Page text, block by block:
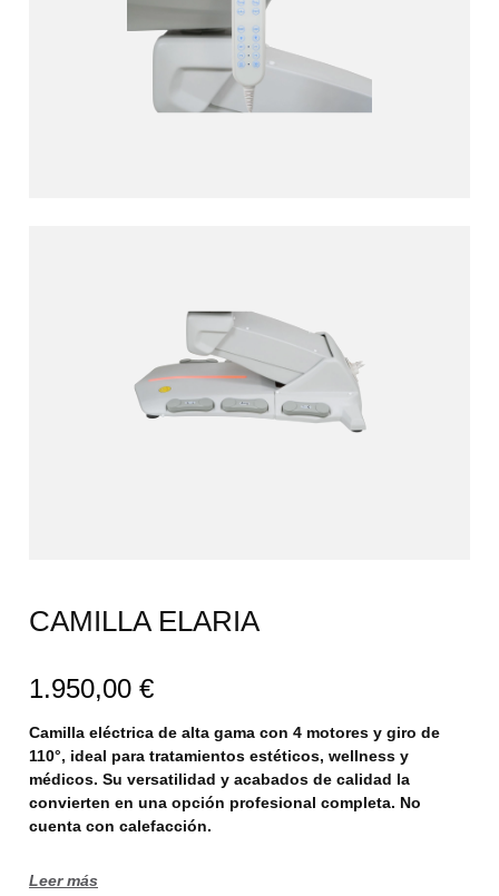
CAMILLA ELARIA
1.950,00 €
Camilla eléctrica de alta gama con 4 motores y giro de
110°, ideal para tratamientos estéticos, wellness y
médicos. Su versatilidad y acabados de calidad la
convierten en una opción profesional completa. No
cuenta con calefacción.
Leer más